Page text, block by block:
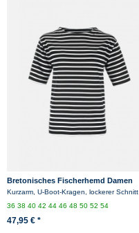
Bretonisches Fischerhemd Damen
Kurzarm - blau/weissgestreift
Kurzarm, U-Boot-Kragen, lockerer Schnitt
36384042444648505254
47,95 € *